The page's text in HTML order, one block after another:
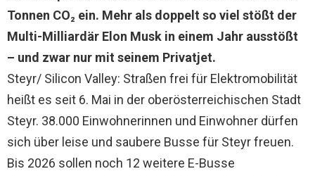
Tonnen CO₂ ein. Mehr als doppelt so viel stößt der
Multi-Milliardär Elon Musk in einem Jahr ausstößt
– und zwar nur mit seinem Privatjet.
Steyr/ Silicon Valley: Straßen frei für Elektromobilität
heißt es seit 6. Mai in der oberösterreichischen Stadt
Steyr. 38.000 Einwohnerinnen und Einwohner dürfen
sich über leise und saubere Busse für Steyr freuen.
Bis 2026 sollen noch 12 weitere E-Busse